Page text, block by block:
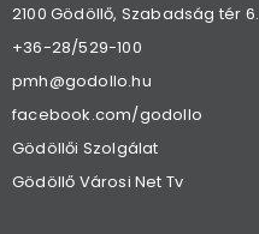
2100 Gödöllő, Szabadság tér 6.
+36-28/529-100
pmh@godollo.hu
facebook.com/godollo
Gödöllői Szolgálat
Gödöllő Városi Net Tv